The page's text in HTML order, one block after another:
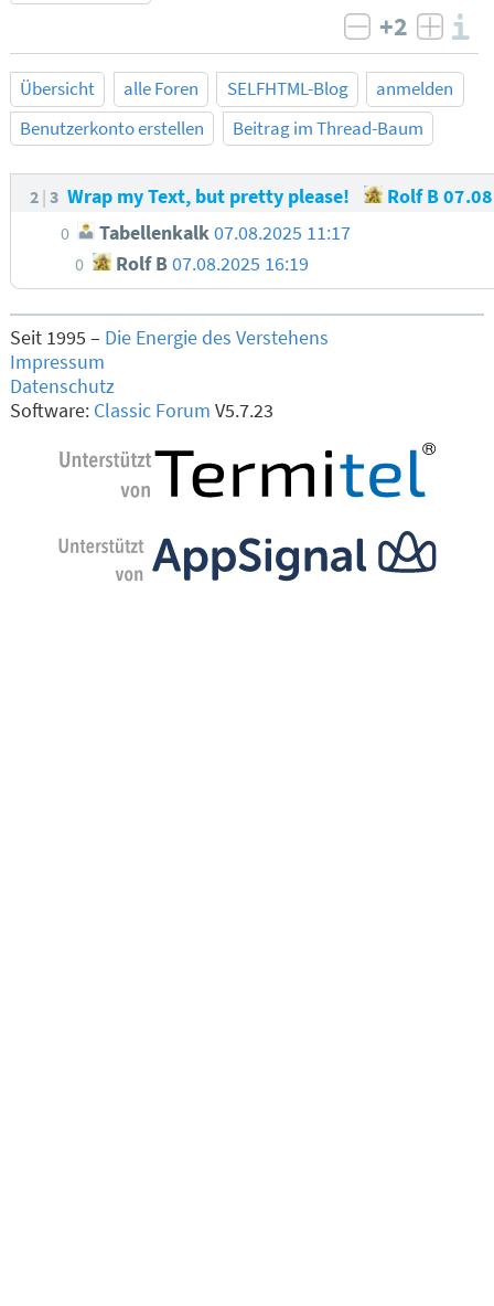
negativ
+2
Übersicht alle Foren SELFHTML-Blog
anmelden
Benutzerkonto erstellen
Beitrag im Thread-Baum
2 3 Wrap my Text, but pretty please! Rolf B
0 Tabellenkalk07.08.2025 11:17
0 Rolf B07.08.2025 16:19
Seit 1995 – Die Energie des Verstehens
Impressum
Datenschutz
Software: Classic Forum V5.7.23